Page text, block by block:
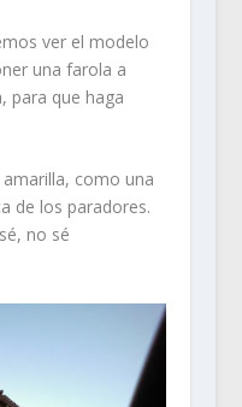
ver el modelo
una farola a
para que haga
como una
de los paradores.
no sé